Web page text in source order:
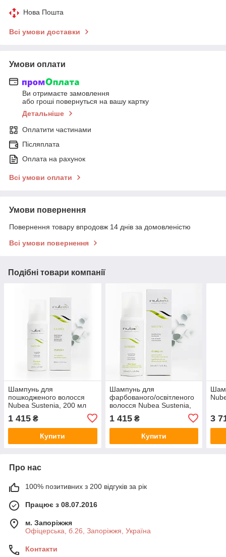
Нова Пошта
Всі умови доставки
Умови оплати
Ви отримаєте замовлення
або гроші повернуться на вашу картку
Детальніше
Оплатити частинами
Післяплата
Оплата на рахунок
Всі умови оплати
Умови повернення
Повернення товару впродовж 14 днів за домовленістю
Всі умови повернення
Подібні товари компанії
Шампунь для
пошкодженого волосся
Nubea Sustenia, 200 мл
1 415 ₴
Купити
Шампунь для
фарбованого/освітленого
волосся Nubea Sustenia,
1 415₴
Купити
3
Про нас
100% позитивних з 200 відгуків за рік
Працює з 08.07.2016
м. Запоріжжя
Офіцерська, б.26, Запоріжжя, Україна
Контакти